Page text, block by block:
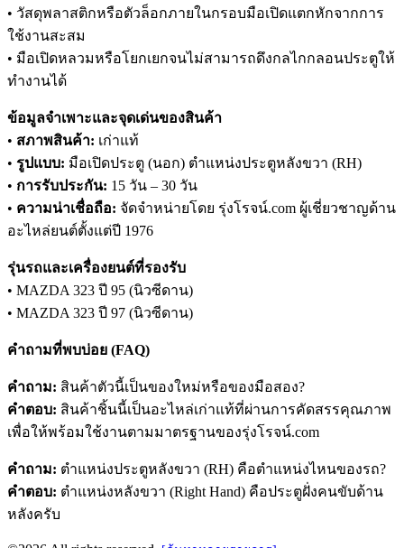
• วัสดุพลาสติกหรือตัวล็อกภายในกรอบมือเปิดแตกหักจากการ
ใช้งานสะสม
• มือเปิดหลวมหรือโยกเยกจนไม่สามารถดึงกลไกกลอนประตูให้
ทำงานได้
ข้อมูลจำเพาะและจุดเด่นของสินค้า
• สภาพสินค้า: เก่าแท้
• รูปแบบ: มือเปิดประตู (นอก) ตำแหน่งประตูหลังขวา (RH)
• การรับประกัน: 15 วัน – 30 วัน
• ความน่าเชื่อถือ: จัดจำหน่ายโดย รุ่งโรจน์.com ผู้เชี่ยวชาญด้าน
อะไหล่ยนต์ตั้งแต่ปี 1976
รุ่นรถและเครื่องยนต์ที่รองรับ
• MAZDA 323 ปี 95 (นิวซีดาน)
• MAZDA 323 ปี 97 (นิวซีดาน)
คำถามที่พบบ่อย (FAQ)
คำถาม: สินค้าตัวนี้เป็นของใหม่หรือของมือสอง?
คำตอบ: สินค้าชิ้นนี้เป็นอะไหล่เก่าแท้ที่ผ่านการคัดสรรคุณภาพ
เพื่อให้พร้อมใช้งานตามมาตรฐานของรุ่งโรจน์.com
คำถาม: ตำแหน่งประตูหลังขวา (RH) คือตำแหน่งไหนของรถ?
คำตอบ: ตำแหน่งหลังขวา (Right Hand) คือประตูฝั่งคนขับด้าน
หลังครับ